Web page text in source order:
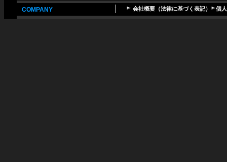
COMPANY 会社概要（法律に基づく表記） 個